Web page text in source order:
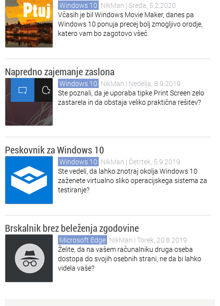
Windows 10 NikMan | Sreda, 5.2.2020
Včasih je bil Windows Movie Maker, danes pa
Windows 10 ponuja precej bolj zmogljivo orodje,
katero vam bo zagotovo všeč.
Napredno zajemanje zaslona
Windows 10 NikMan | Nedelja, 8.9.2019
Ste poznali, da je uporaba tipke Print Screen zelo
zastarela in da obstaja veliko praktična rešitev?
Peskovnik za Windows 10
Windows 10 NikMan | Četrtek, 5.9.2019
Ste vedeli, da lahko znotraj okolja Windows 10
zaženete virtualno sliko operacijskega sistema za
testiranje?
Brskalnik brez beleženja zgodovine
Microsoft Edge NikMan | Torek, 20.8.2019
Želite, da na vašem računalniku druga oseba
dostopa do svojih osebnih strani, ne da bi lahko
videla vaše?